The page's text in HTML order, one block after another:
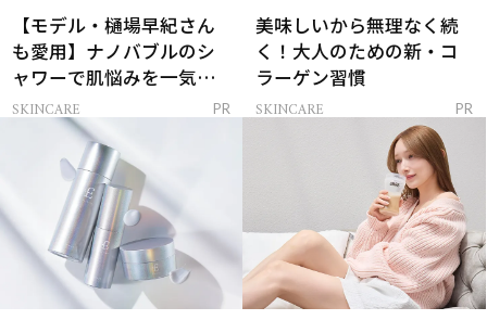
【モデル・樋場早紀さん
も愛用】ナノバブルのシ
ャワーで肌悩みを一気に
解決
SKINCARE PR
美味しいから無理なく続
く！大人のための新・コ
ラーゲン習慣
SKINCARE PR